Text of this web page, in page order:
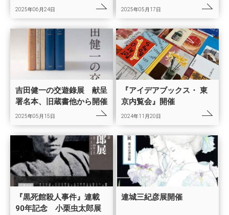
2025年06月24日 2025年05月17日
吉田健一の交遊錄展 献呈
署名本、旧蔵書他から開催
2025年05月15日
『アイデアブックス・ 東
京内覧会』開催
2024年11月20日
『黒死館殺人事件』連載
90年記念 小栗虫太郎展
連城三紀彦展開催